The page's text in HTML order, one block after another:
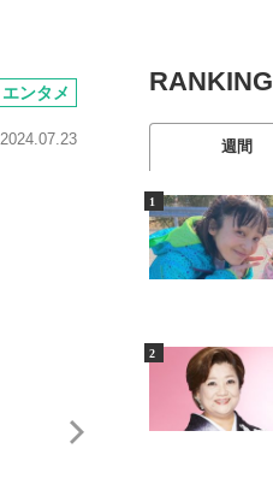
エンタメ
2024.07.23
RANKING
週間